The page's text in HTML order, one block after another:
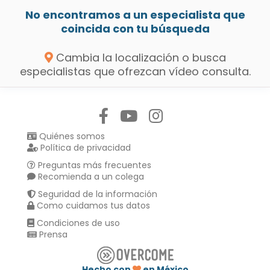
No encontramos a un especialista que
coincida con tu búsqueda
Cambia la localización o busca
especialistas que ofrezcan vídeo consulta.
Quiénes somos
Política de privacidad
Preguntas más frecuentes
Recomienda a un colega
Seguridad de la información
Como cuidamos tus datos
Condiciones de uso
Prensa